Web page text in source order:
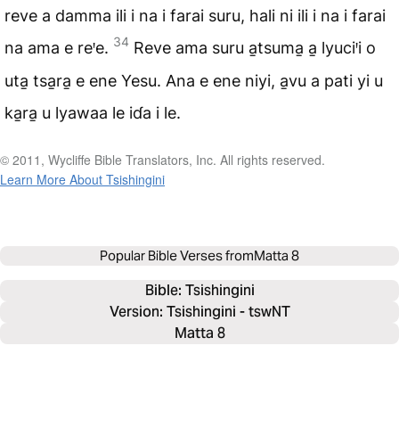
reve a damma ili i na i farai suru, hali ni ili i na i farai
na ama e reꞌe. 34 Reve ama suru a̱tsuma̱ a̱ lyuciꞌi o
uta̱ tsa̱ra̱ e ene Yesu. Ana e ene niyi, a̱vu a pati yi u
ka̱ra̱ u lyawaa le iɗa i le.
© 2011, Wycliffe Bible Translators, Inc. All rights reserved.
Learn More About Tsishingini
Popular Bible Verses fromMatta 8
Bible: Tsishingini
Version: Tsishingini - tswNT
Matta 8